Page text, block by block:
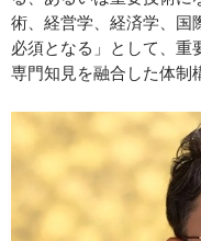
術、経営学、経済学、国
必須となる」として、重
専門知見を融合した体制